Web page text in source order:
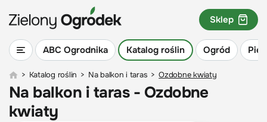
ABC Ogrodnika Katalog roślin Ogród
Sklep
> Katalog roślin > Na balkon i taras > Ozdobne kwiaty
Na balkon i taras - Ozdobne
kwiaty